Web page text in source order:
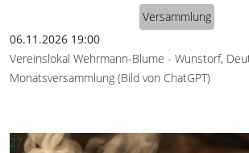
Versammlung
06.11.2026 19:00
Vereinslokal Wehrmann-Blume - Wunstorf,
Monatsversammlung (Bild von ChatGPT)
27